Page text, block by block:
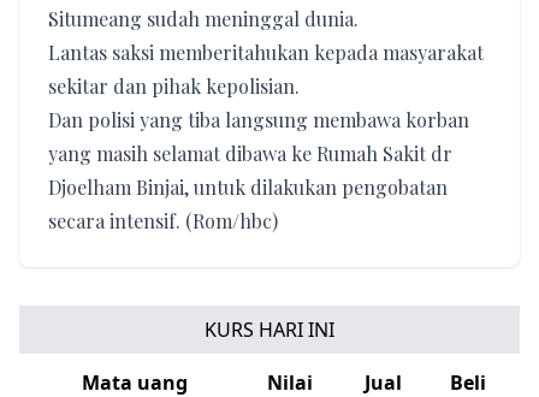
Situmeang sudah meninggal dunia.
Lantas saksi memberitahukan kepada masyarakat
sekitar dan pihak kepolisian.
Dan polisi yang tiba langsung membawa korban
yang masih selamat dibawa ke Rumah Sakit dr
Djoelham Binjai, untuk dilakukan pengobatan
secara intensif. (Rom/hbc)
KURS HARI INI
Mata uang
Nilai Jual Beli